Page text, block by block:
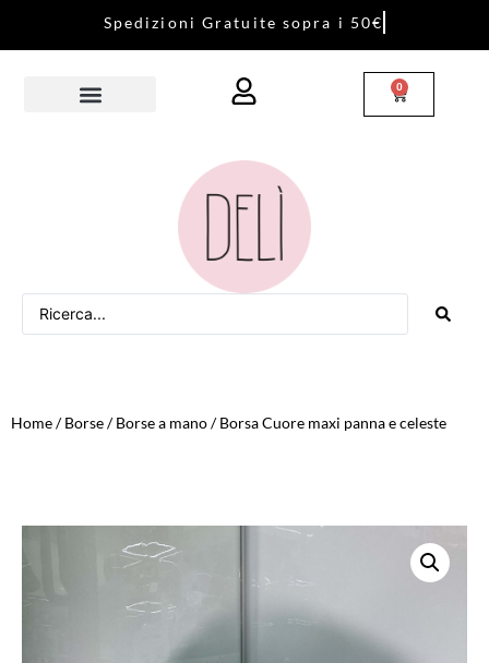
Sped izi on i Gratu ite sopra i 50€
0
Home/Borse/Borse a mano/ Borsa Cuore maxi panna e celeste